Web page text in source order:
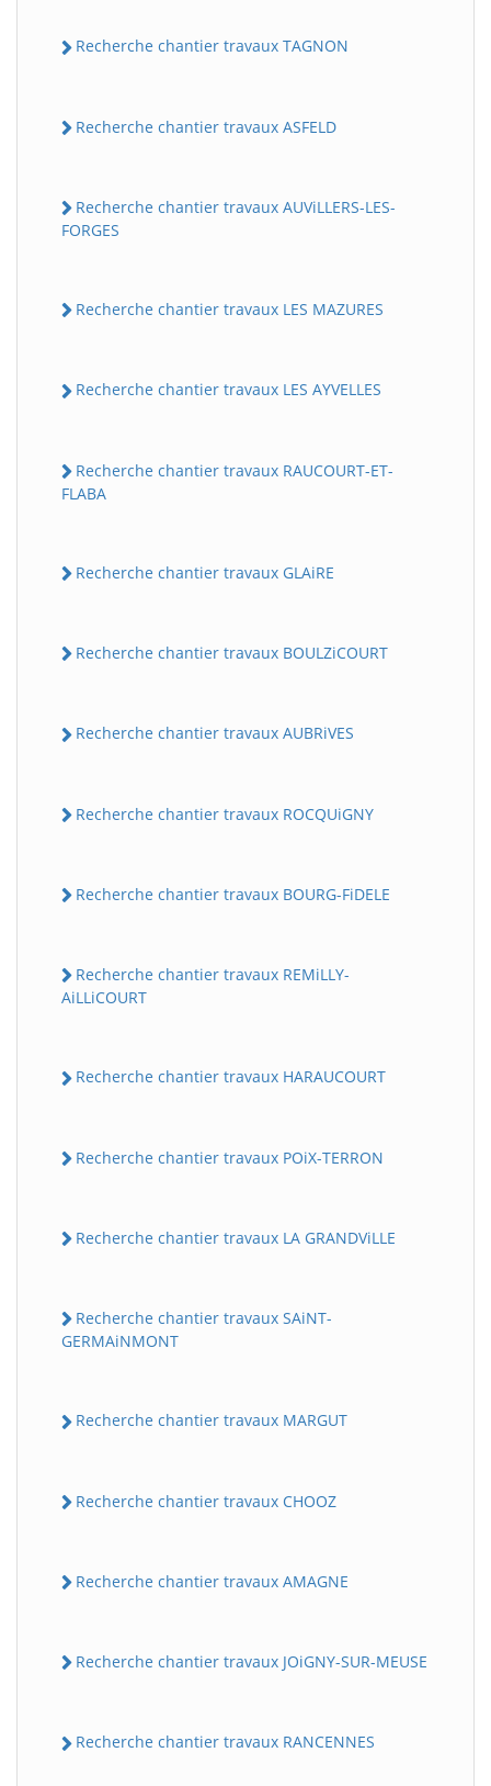
Recherche chantier travaux TAGNON
Recherche chantier travaux ASFELD
Recherche chantier travaux AUViLLERS-LES-
FORGES
Recherche chantier travaux LES MAZURES
Recherche chantier travaux LES AYVELLES
Recherche chantier travaux RAUCOURT-ET-
FLABA
Recherche chantier travaux GLAiRE
Recherche chantier travaux BOULZiCOURT
Recherche chantier travaux AUBRiVES
Recherche chantier travaux ROCQUiGNY
Recherche chantier travaux BOURG-FiDELE
Recherche chantier travaux REMiLLY-
AiLLiCOURT
Recherche chantier travaux HARAUCOURT
Recherche chantier travaux POiX-TERRON
Recherche chantier travaux LA GRANDViLLE
Recherche chantier travaux SAiNT-
GERMAiNMONT
Recherche chantier travaux MARGUT
Recherche chantier travaux CHOOZ
Recherche chantier travaux AMAGNE
Recherche chantier travaux JOiGNY-SUR-MEUSE
Recherche chantier travaux RANCENNES